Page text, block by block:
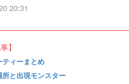
20:31
】
ィーまとめ
と出現モンスター